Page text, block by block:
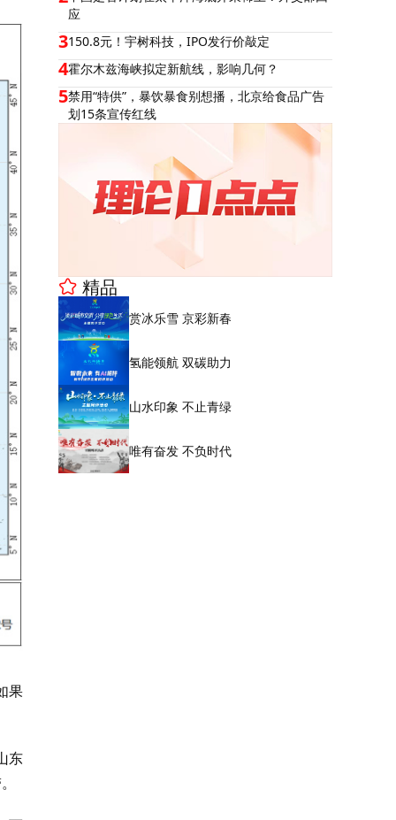
果
东
应
3150.8元！宇树科技，IPO发行价敲定
4霍尔木兹海峡拟定新航线，影响几何？
5禁用“特供”，暴饮暴食别想播，北京给食品广告
划15条宣传红线
精品
赏冰乐雪 京彩新春
氢能领航 双碳助力
山水印象 不止青绿
唯有奋发 不负时代